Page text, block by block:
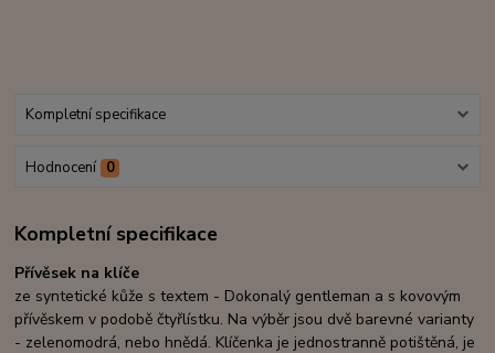
Kompletní specifikace
Hodnocení 0
Kompletní specifikace
Přívěsek na klíče
ze syntetické kůže s textem - Dokonalý gentleman a s kovovým
přívěskem v podobě čtyřlístku. Na výběr jsou dvě barevné varianty
- zelenomodrá, nebo hnědá. Klíčenka je jednostranně potištěná, je